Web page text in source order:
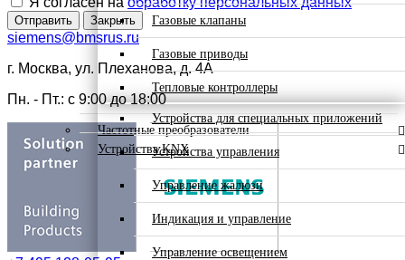
Газовые клапаны
Газовые приводы
Тепловые контроллеры
Частотные преобразователи
Устройства KNX
Устройства для специальных приложений
Устройства управления
Управление жалюзи
Индикация и управление
Управление освещением
Отправить Закрыть
siemens@bmsrus.ru
г. Москва, ул. Плеханова, д. 4А
Пн. - Пт.: c 9:00 до 18:00